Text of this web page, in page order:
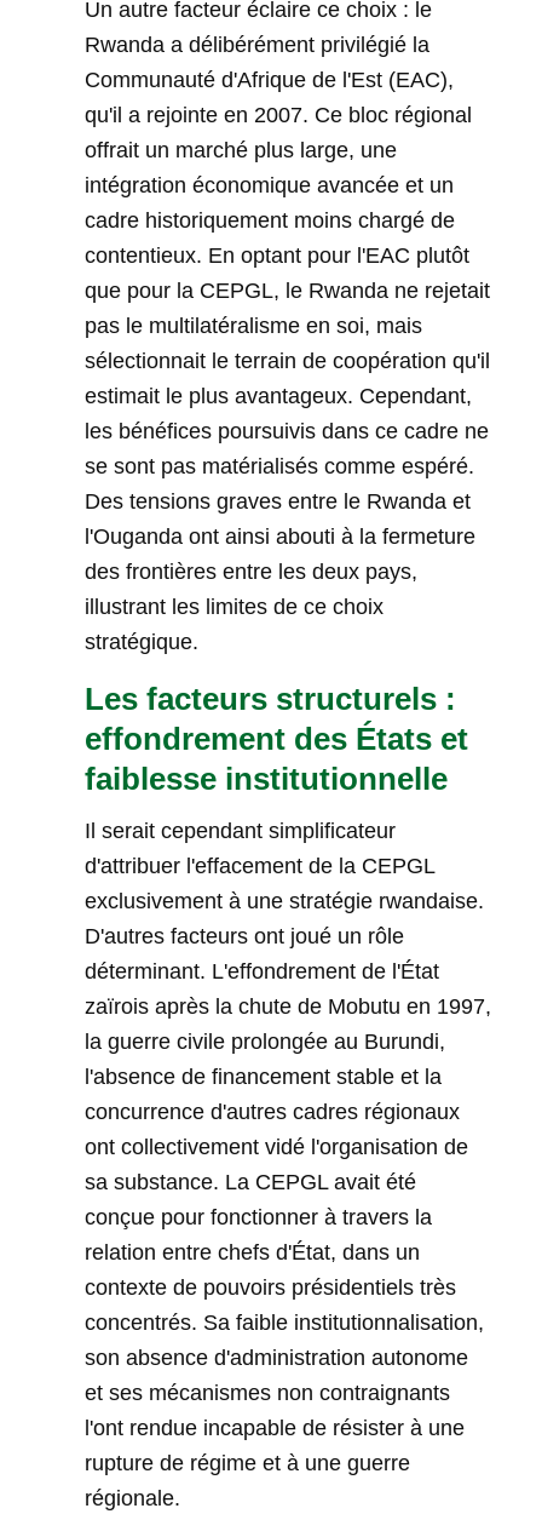
Un autre facteur éclaire ce choix : le
Rwanda a délibérément privilégié la
Communauté d'Afrique de l'Est (EAC),
qu'il a rejointe en 2007. Ce bloc régional
offrait un marché plus large, une
intégration économique avancée et un
cadre historiquement moins chargé de
contentieux. En optant pour l'EAC plutôt
que pour la CEPGL, le Rwanda ne rejetait
pas le multilatéralisme en soi, mais
sélectionnait le terrain de coopération qu'il
estimait le plus avantageux. Cependant,
les bénéfices poursuivis dans ce cadre ne
se sont pas matérialisés comme espéré.
Des tensions graves entre le Rwanda et
l'Ouganda ont ainsi abouti à la fermeture
des frontières entre les deux pays,
illustrant les limites de ce choix
stratégique.
Les facteurs structurels :
effondrement des États et
faiblesse institutionnelle
Il serait cependant simplificateur
d'attribuer l'effacement de la CEPGL
exclusivement à une stratégie rwandaise.
D'autres facteurs ont joué un rôle
déterminant. L'effondrement de l'État
zaïrois après la chute de Mobutu en 1997,
la guerre civile prolongée au Burundi,
l'absence de financement stable et la
concurrence d'autres cadres régionaux
ont collectivement vidé l'organisation de
sa substance. La CEPGL avait été
conçue pour fonctionner à travers la
relation entre chefs d'État, dans un
contexte de pouvoirs présidentiels très
concentrés. Sa faible institutionnalisation,
son absence d'administration autonome
et ses mécanismes non contraignants
l'ont rendue incapable de résister à une
rupture de régime et à une guerre
régionale.